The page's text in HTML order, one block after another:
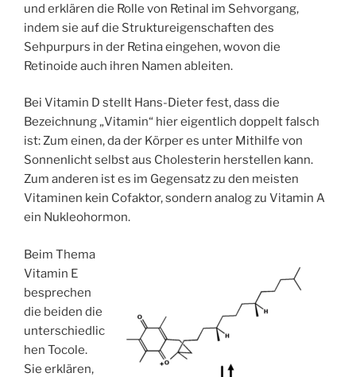
und erklären die Rolle von Retinal im Sehvorgang,
indem sie auf die Struktureigenschaften des
Sehpurpurs in der Retina eingehen, wovon die
Retinoide auch ihren Namen ableiten.
Bei Vitamin D stellt Hans-Dieter fest, dass die
Bezeichnung „Vitamin“ hier eigentlich doppelt falsch
ist: Zum einen, da der Körper es unter Mithilfe von
Sonnenlicht selbst aus Cholesterin herstellen kann.
Zum anderen ist es im Gegensatz zu den meisten
Vitaminen kein Cofaktor, sondern analog zu Vitamin A
ein Nukleohormon.
Beim Thema
Vitamin E
besprechen
die beiden die
unterschiedlic
hen Tocole.
Sie erklären,